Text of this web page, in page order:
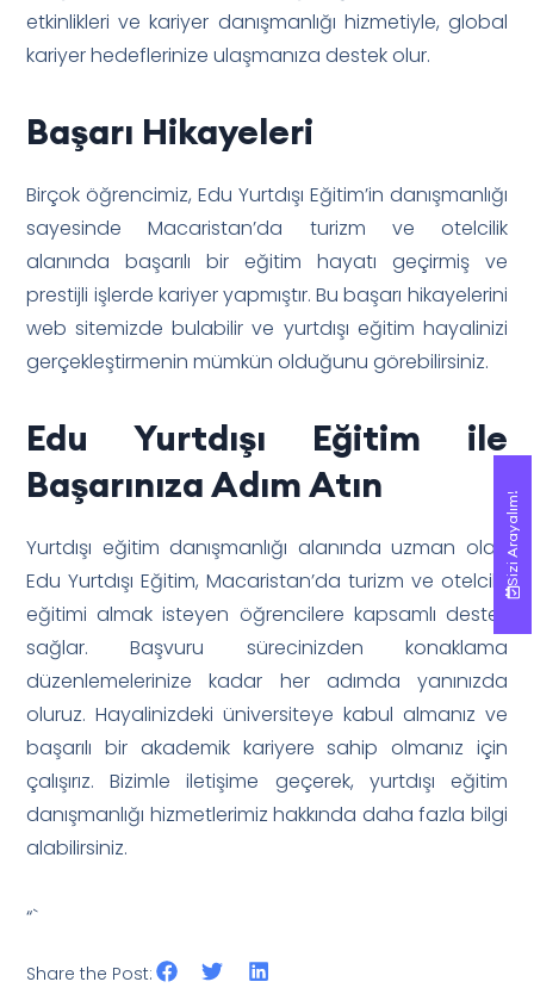
etkinlikleri ve kariyer danışmanlığı hizmetiyle, global
kariyer hedeflerinize ulaşmanıza destek olur.
Başarı Hikayeleri
Birçok öğrencimiz, Edu Yurtdışı Eğitim’in danışmanlığı
sayesinde Macaristan’da turizm ve otelcilik
alanında başarılı bir eğitim hayatı geçirmiş ve
prestijli işlerde kariyer yapmıştır. Bu başarı hikayelerini
web sitemizde bulabilir ve yurtdışı eğitim hayalinizi
gerçekleştirmenin mümkün olduğunu görebilirsiniz.
Edu Yurtdışı Eğitim ile
Başarınıza Adım Atın
Yurtdışı eğitim danışmanlığı alanında uzman olan
Edu Yurtdışı Eğitim, Macaristan’da turizm ve otelcilik
eğitimi almak isteyen öğrencilere kapsamlı destek
sağlar. Başvuru sürecinizden konaklama
düzenlemelerinize kadar her adımda yanınızda
oluruz. Hayalinizdeki üniversiteye kabul almanız ve
başarılı bir akademik kariyere sahip olmanız için
çalışırız. Bizimle iletişime geçerek, yurtdışı eğitim
danışmanlığı hizmetlerimiz hakkında daha fazla bilgi
alabilirsiniz.
“`
Share the Post:
Sizi Arayalım!
Sizi Arayalım!